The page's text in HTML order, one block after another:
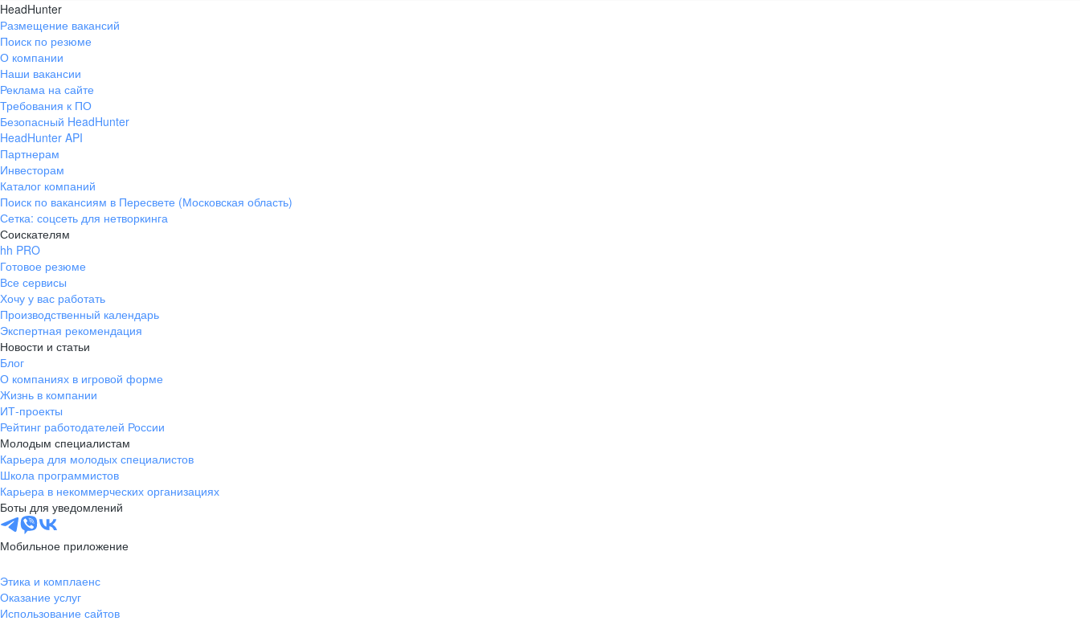
HeadHunter
Размещение вакансий
Поиск по резюме
О компании
Наши вакансии
Реклама на сайте
Требования к ПО
Безопасный HeadHunter
HeadHunter API
Партнерам
Инвесторам
Каталог компаний
Поиск по вакансиям в Пересвете (Московская область)
Сетка: соцсеть для нетворкинга
Соискателям
hh PRO
Готовое резюме
Все сервисы
Хочу у вас работать
Производственный календарь
Экспертная рекомендация
Новости и статьи
Блог
О компаниях в игровой форме
Жизнь в компании
ИТ-проекты
Рейтинг работодателей России
Молодым специалистам
Карьера для молодых специалистов
Школа программистов
Карьера в некоммерческих организациях
Боты для уведомлений
Мобильное приложение
Этика и комплаенс
Оказание услуг
Использование сайтов